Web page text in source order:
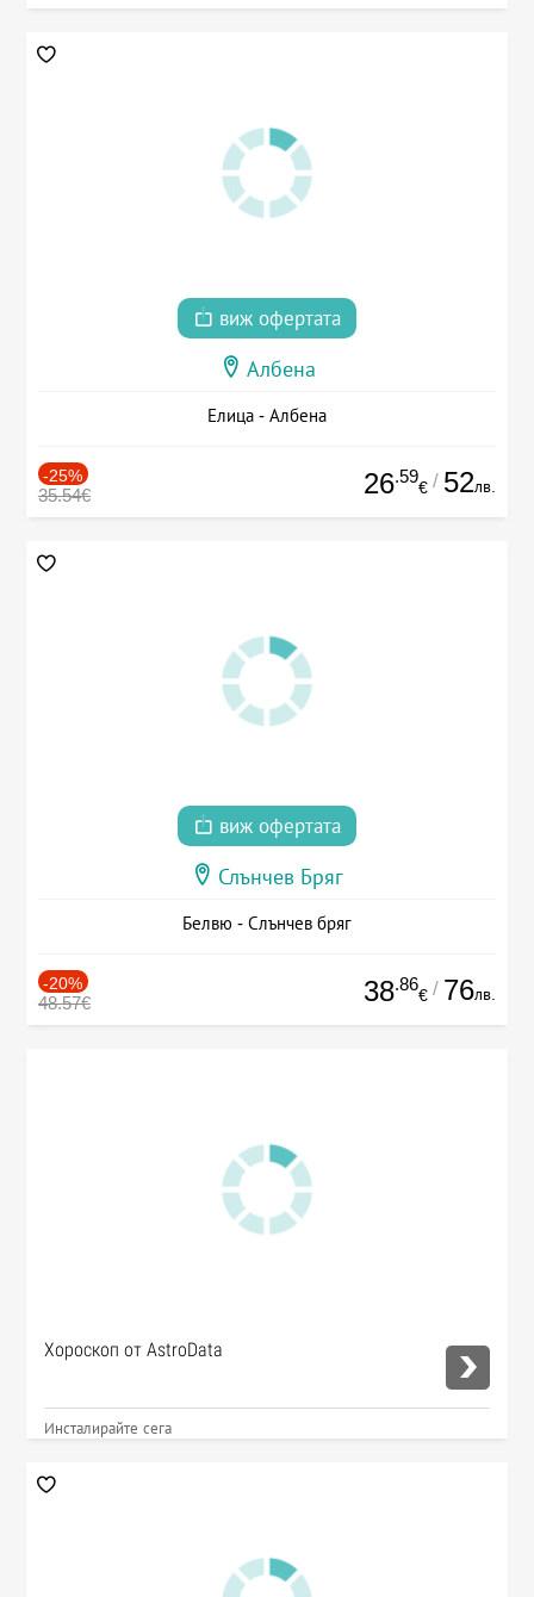
виж офертата
Албена
Елица - Албена
-25%
35.54€ 26.59
€ / 52лв.
виж офертата
Слънчев Бряг
Белвю - Слънчев бряг
-20%
48.57€ 38.86
€ / 76лв.
Хороскоп от AstroData
Инсталирайте сега